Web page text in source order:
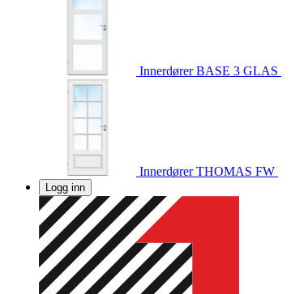
InnerdørerBASE 3 GLAS
InnerdørerTHOMAS FW
Logg inn